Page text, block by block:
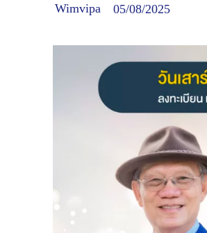
Wimvipa 05/08/2025